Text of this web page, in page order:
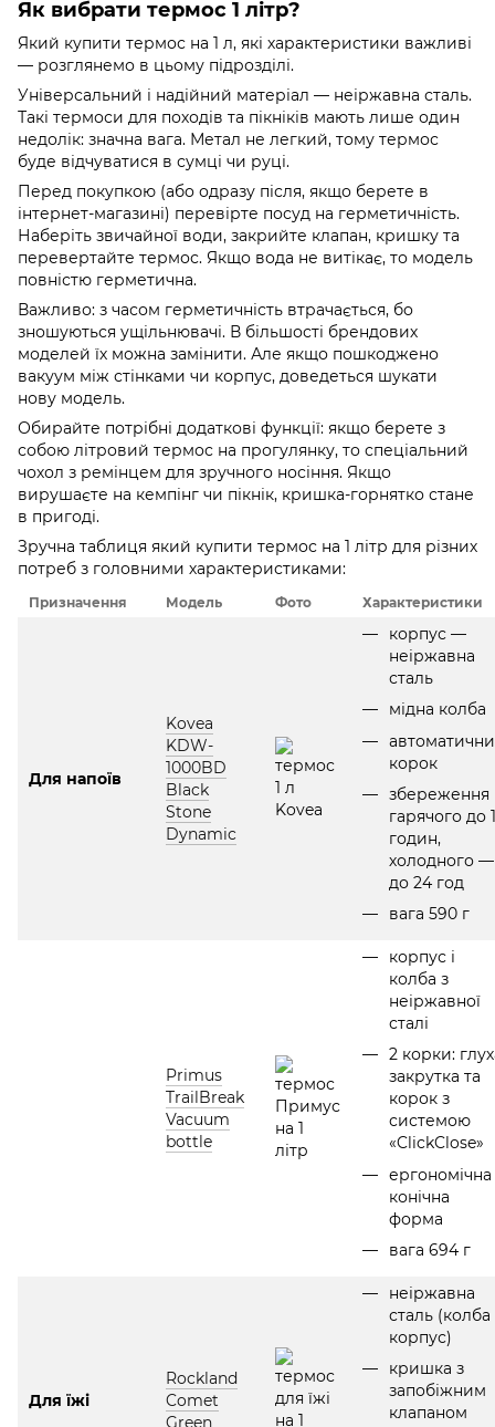
Як вибрати термос 1 літр?
Який купити термос на 1 л, які характеристики важливі
— розглянемо в цьому підрозділі.
Універсальний і надійний матеріал — неіржавна сталь.
Такі термоси для походів та пікніків мають лише один
недолік: значна вага. Метал не легкий, тому термос
буде відчуватися в сумці чи руці.
Перед покупкою (або одразу після, якщо берете в
інтернет-магазині) перевірте посуд на герметичність.
Наберіть звичайної води, закрийте клапан, кришку та
перевертайте термос. Якщо вода не витікає, то модель
повністю герметична.
Важливо: з часом герметичність втрачається, бо
зношуються ущільнювачі. В більшості брендових
моделей їх можна замінити. Але якщо пошкоджено
вакуум між стінками чи корпус, доведеться шукати
нову модель.
Обирайте потрібні додаткові функції: якщо берете з
собою літровий термос на прогулянку, то спеціальний
чохол з ремінцем для зручного носіння. Якщо
вирушаєте на кемпінг чи пікнік, кришка-горнятко стане
в пригоді.
Зручна таблиця який купити термос на 1 літр для різних
потреб з головними характеристиками:
Призначення Модель Фото Характеристики
Для напоїв
Kovea
KDW-
1000BD
Black
Stone
Dynamic
корпус —
неіржавна
сталь
мідна колба
корок
збереження
гарячого до
годин,
холодного —
до 24 год
вага 590 г
Primus
TrailBreak
Vacuum
bottle
корпус і
колба з
неіржавної
сталі
2 корки:
закрутка та
корок з
системою
«ClickClose»
ергономічна
конічна
форма
вага 694 г
Для їжі
Rockland
Comet
Green
неіржавна
сталь (колба
корпус)
кришка з
запобіжним
клапаном